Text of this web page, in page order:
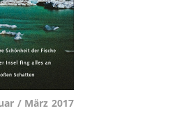
/ März 2017